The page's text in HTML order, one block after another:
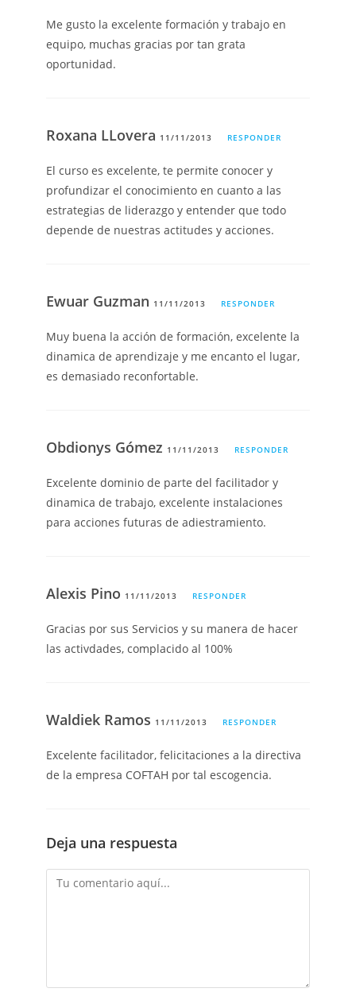
Me gusto la excelente formación y trabajo en
equipo, muchas gracias por tan grata
oportunidad.
Roxana LLovera 11/11/2013 RESPONDER
El curso es excelente, te permite conocer y
profundizar el conocimiento en cuanto a las
estrategias de liderazgo y entender que todo
depende de nuestras actitudes y acciones.
Ewuar Guzman 11/11/2013 RESPONDER
Muy buena la acción de formación, excelente la
dinamica de aprendizaje y me encanto el lugar,
es demasiado reconfortable.
Obdionys Gómez 11/11/2013 RESPONDER
Excelente dominio de parte del facilitador y
dinamica de trabajo, excelente instalaciones
para acciones futuras de adiestramiento.
Alexis Pino 11/11/2013 RESPONDER
Gracias por sus Servicios y su manera de hacer
las activdades, complacido al 100%
Waldiek Ramos 11/11/2013 RESPONDER
Excelente facilitador, felicitaciones a la directiva
de la empresa COFTAH por tal escogencia.
Deja una respuesta